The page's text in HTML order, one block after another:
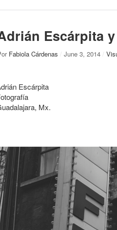
Escárpita
Fabiola Cárdenas / June 3, 2014 /
Escárpita
Mx.